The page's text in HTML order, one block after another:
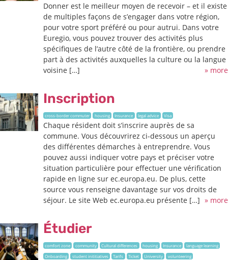
Donner est le meilleur moyen de recevoir – et il existe
de multiples façons de s’engager dans votre région,
pour votre sport préféré ou pour autrui. Dans votre
Euregio, vous pouvez trouver des activités plus
spécifiques de l’autre côté de la frontière, ou prendre
part à des activités auxquelles la culture ou la langue
voisine […]
» more
Inscription
cross-border commuter housing Insurance legal advice Visa
Chaque résident doit s’inscrire auprès de sa
commune. Vous découvrirez ci-dessous un aperçu
des différentes démarches à entreprendre. Vous
pouvez aussi indiquer votre pays et préciser votre
situation particulière pour effectuer une vérification
rapide en ligne sur ec.europa.eu. De plus, cette
source vous renseigne davantage sur vos droits de
séjour. Le site Web ec.europa.eu présente […] » more
Étudier
comfort zone community Cultural differences housing Insurance
language learning
Onboarding
student inititiatives Tarifs Ticket University volunteering